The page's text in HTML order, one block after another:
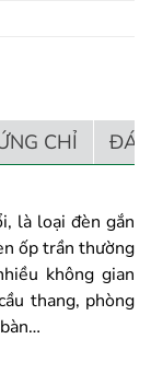
CHỈ
là loại đèn gắn
ốp trần thường
không gian
thang, phòng